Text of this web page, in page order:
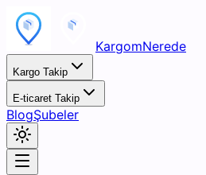
KargomNerede
Kargo Takip
E-ticaret Takip
BlogŞubeler